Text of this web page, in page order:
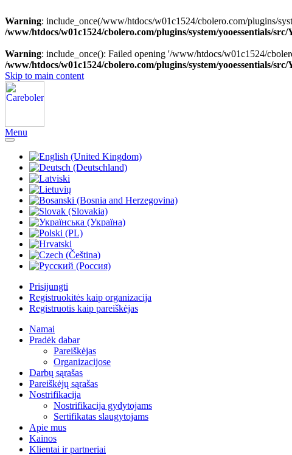
Warning: include_once(/www/htdocs/w01c1524/cbolero.com/plugins/
/www/htdocs/w01c1524/cbolero.com/plugins/system/yooessentials/src/
Warning: include_once(): Failed opening '/www/htdocs/w01c1524/
/www/htdocs/w01c1524/cbolero.com/plugins/system/yooessentials/src/
Skip to main content
Menu
Prisijungti
Registruokitės kaip organizacija
Registruotis kaip pareiškėjas
Namai
Pradėk dabar
Pareiškėjas
Organizacijose
Darbų sąrašas
Pareiškėjų sąrašas
Nostrifikacija
Nostrifikacija gydytojams
Sertifikatas slaugytojams
Apie mus
Kainos
Klientai ir partneriai